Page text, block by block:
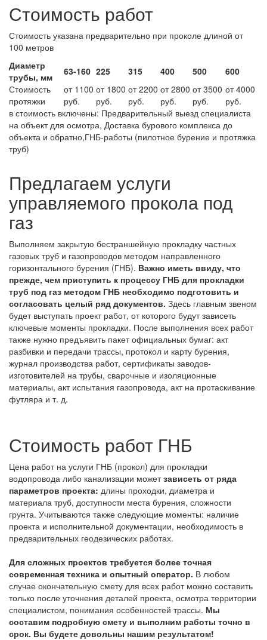
Стоимость работ
Стоимость указана предварительно при проколе длиной от
100 метров
Диаметр
трубы, мм
63-160 225 315 400 500
600
Стоимость
протяжки
от 1100
руб.
от 1800
руб.
от 2200
руб.
от 2800
руб.
от 3500
руб.
от 4000
руб.
в стоимость включены: Предварительный выезд специалиста
на объект для осмотра, Доставка бурового комплекса до
объекта и обратно,ГНБ-работы (пилотное бурение и протяжка
труб)
Предлагаем услуги
управляемого прокола под
газ
Выполняем закрытую бестраншейную прокладку частных
газовых труб и газопроводов методом направленного
горизонтального бурения (ГНБ). Важно иметь ввиду, что
прежде, чем приступить к процессу ГНБ для прокладки
труб под газ методом ГНБ необходимо подготовить и
согласовать целый ряд документов. Здесь главным звеном
будет выступать проект работ, от которого будут зависеть
ключевые моменты прокладки. После выполнения всех работ
также нужно предъявить пакет официальных бумаг: акт
разбивки и передачи трассы, протокол и карту бурения,
журнал производства работ, сертификаты заводов-
изготовителей на трубы, сварочные и изоляционные
материалы, акт испытания газопровода, акт на протаскивание
футляра и т. д.
Стоимость работ ГНБ
Цена работ на услуги ГНБ (прокол) для прокладки
водопровода либо канализации можетзависеть от ряда
параметров проекта: длины проходки, диаметра и
материала труб, доступности места бурения, сложности
грунта. Учитываются также следующие моменты: наличие
проекта и исполнительной документации, необходимость в
предварительных геодезических работах.
Для сложных проектов требуется более точная
современная техника и опытный оператор. В любом
случае окончательную смету для всех работ можно составить
только после уточнения деталей проекта, осмотра территории
специалистом, понимания особенностей трассы. Мы
составим подробную смету и выполним работы точно в
срок. Вы будете довольны нашим результатом!